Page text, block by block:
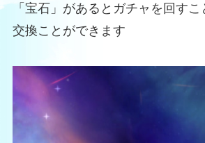
「宝石」があるとガチャを回す
交換ことができます